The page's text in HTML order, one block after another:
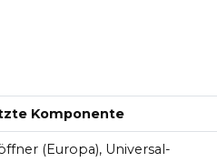
Komponente
(Europa), Universal-